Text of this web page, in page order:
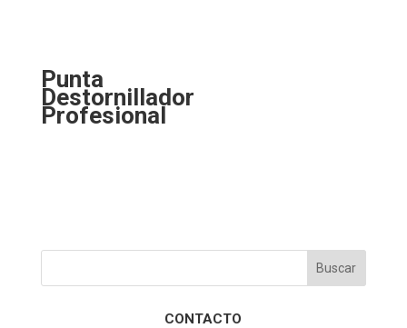
Punta
Destornillador
Profesional
CONTACTO